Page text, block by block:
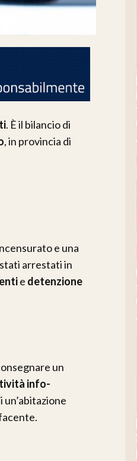
. È il bilancio di
, in provincia di
e una
arrestati in
e detenzione
un
info-